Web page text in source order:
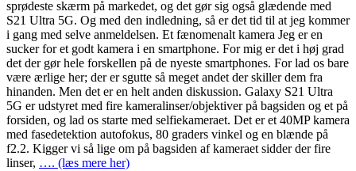
sprødeste skærm på markedet, og det gør sig også glædende med
S21 Ultra 5G. Og med den indledning, så er det tid til at jeg kommer
i gang med selve anmeldelsen. Et fænomenalt kamera Jeg er en
sucker for et godt kamera i en smartphone. For mig er det i høj grad
det der gør hele forskellen på de nyeste smartphones. For lad os bare
være ærlige her; der er sgutte så meget andet der skiller dem fra
hinanden. Men det er en helt anden diskussion. Galaxy S21 Ultra
5G er udstyret med fire kameralinser/objektiver på bagsiden og et på
forsiden, og lad os starte med selfiekameraet. Det er et 40MP kamera
med fasedetektion autofokus, 80 graders vinkel og en blænde på
f2.2. Kigger vi så lige om på bagsiden af kameraet sidder der fire
linser, …. (læs mere her)